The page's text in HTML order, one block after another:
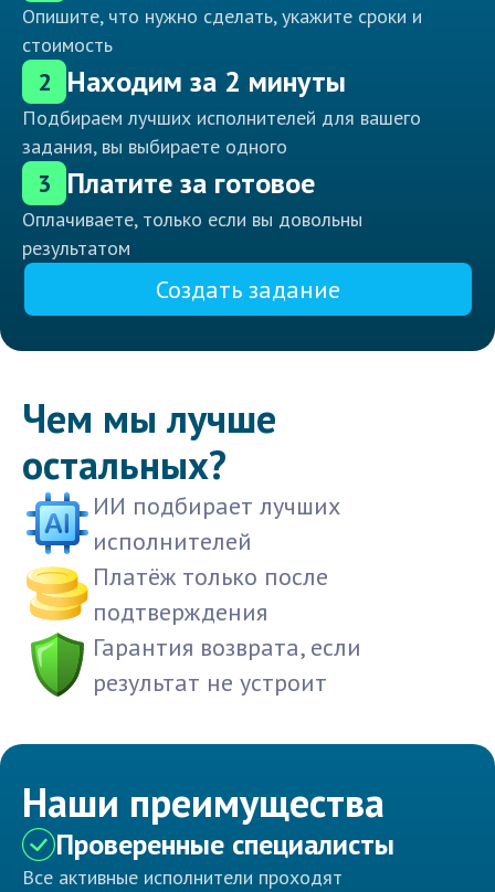
Опишите, что нужно сделать, укажите сроки и
стоимость
2 Находим за 2 минуты
Подбираем лучших исполнителей для вашего
задания, вы выбираете одного
3 Платите за готовое
Оплачиваете, только если вы довольны
результатом
Создать задание
Чем мы лучше
остальных?
ИИ подбирает лучших
исполнителей
Платёж только после
подтверждения
Гарантия возврата, если
результат не устроит
Наши преимущества
Проверенные специалисты
Все активные исполнители проходят